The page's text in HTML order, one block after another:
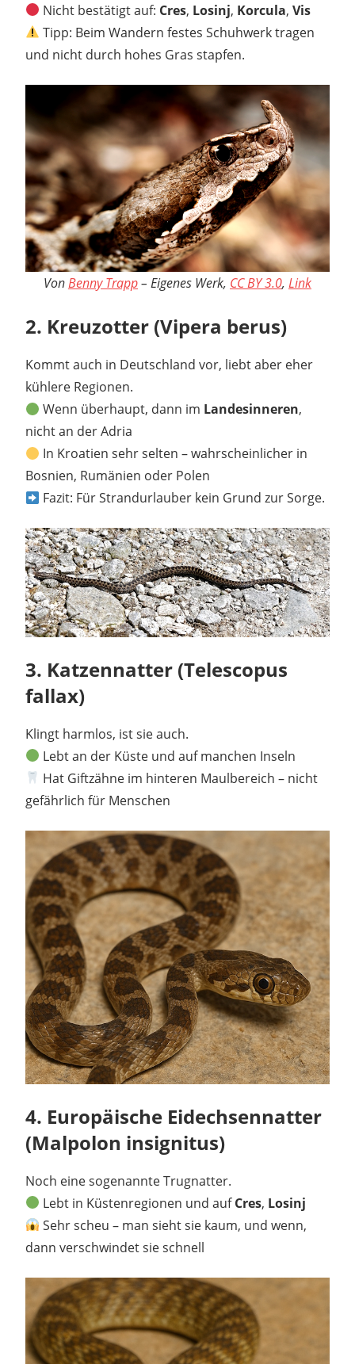
Nicht bestätigt auf: Cres, Losinj, Korcula,Vis
Tipp: Beim Wandern festes Schuhwerk tragen
und nicht durch hohes Gras stapfen.
VonBenny Trapp– Eigenes Werk, CC BY 3.0, Link
2. Kreuzotter (Vipera berus)
Kommt auch in Deutschland vor, liebt aber eher
kühlere Regionen.
Wenn überhaupt, dann im Landesinneren,
nicht an der Adria
In Kroatien sehr selten – wahrscheinlicher in
Bosnien, Rumänien oder Polen
Fazit: Für Strandurlauber kein Grund zur Sorge.
3. Katzennatter (Telescopus
fallax)
Klingt harmlos, ist sie auch.
Lebt an der Küste und auf manchen Inseln
Hat Giftzähne im hinteren Maulbereich – nicht
gefährlich für Menschen
4. Europäische Eidechsennatter
(Malpolon insignitus)
Noch eine sogenannte Trugnatter.
Lebt in Küstenregionen und aufCres, Losinj
Sehr scheu – man sieht sie kaum, und wenn,
dann verschwindet sie schnell